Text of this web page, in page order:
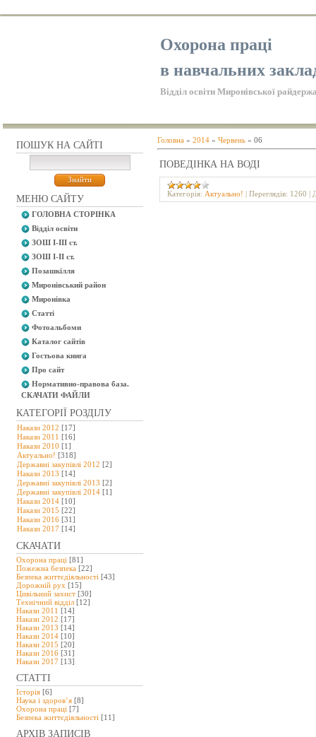
Охорона праці
в навчальних
Відділ освіти Миронівської
ПОШУК НА САЙТІ
МЕНЮ САЙТУ
ГОЛОВНА СТОРІНКА
Відділ освіти
ЗОШ І-ІІІ ст.
ЗОШ І-ІІ ст.
Позашкілля
Миронівський район
Миронівка
Статті
Фотоальбоми
Каталог сайтів
Гостьова книга
Про сайт
Нормативно-правова база.
СКАЧАТИ ФАЙЛИ
КАТЕГОРІЇ РОЗДІЛУ
Накази 2012 [17]
Накази 2011 [16]
Накази 2010 [1]
Актуально! [318]
Державні закупівлі 2012 [2]
Накази 2013 [14]
Державні закупівлі 2013 [2]
Державні закупівлі 2014 [1]
Накази 2014 [10]
Накази 2015 [22]
Накази 2016 [31]
Накази 2017 [14]
СКАЧАТИ
Охорона праці [81]
Пожежна безпека [22]
Безпека життєдіяльності [43]
Дорожній рух [15]
Цивільний захист [30]
Технічний відділ [12]
Накази 2011 [14]
Накази 2012 [17]
Накази 2013 [14]
Накази 2014 [10]
Накази 2015 [20]
Накази 2016 [31]
Накази 2017 [13]
СТАТТІ
Історія [6]
Наука і здоров’я [8]
Охорона праці [7]
Безпeка життєдіяльності [11]
АРХІВ ЗАПИСІВ
Головна » 2014 » Червень » 06
ПОВЕДІНКА НА ВОДІ
Категорія: Актуально! | Переглядів: 1260 |